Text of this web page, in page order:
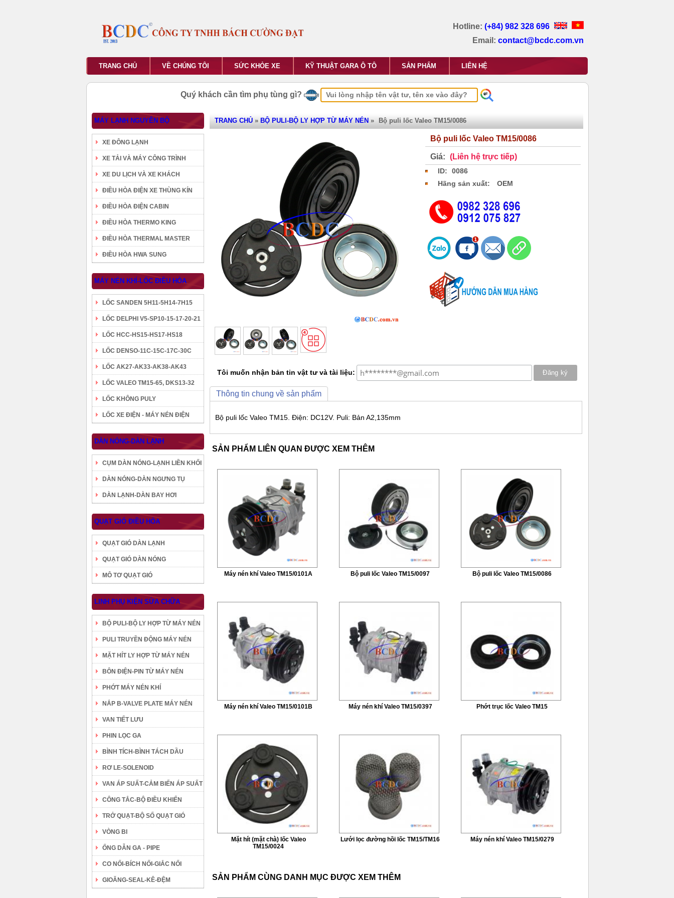
Hotline: (+84) 982 328 696
Email: contact@bcdc.com.vn
TRANG CHỦ VỀ CHÚNG TÔI SỨC KHỎE XE KỸ THUẬT GARA Ô TÔ SẢN PHẨM LIÊN HỆ
Quý khách cần tìm phụ tùng gì?
MÁY LẠNH NGUYÊN BỘ
XE ĐÔNG LẠNH
XE TẢI VÀ MÁY CÔNG TRÌNH
XE DU LỊCH VÀ XE KHÁCH
ĐIỀU HÒA ĐIỆN XE THÙNG KÍN
ĐIỀU HÒA ĐIỆN CABIN
ĐIỀU HÒA THERMO KING
ĐIỀU HÒA THERMAL MASTER
ĐIỀU HÒA HWA SUNG
MÁY NÉN KHÍ-LỐC ĐIỀU HÒA
LỐC SANDEN 5H11-5H14-7H15
LỐC DELPHI V5-SP10-15-17-20-21
LỐC HCC-HS15-HS17-HS18
LỐC DENSO-11C-15C-17C-30C
LỐC AK27-AK33-AK38-AK43
LỐC VALEO TM15-65, DKS13-32
LỐC KHÔNG PULY
LỐC XE ĐIỆN - MÁY NÉN ĐIỆN
DÀN NÓNG-DÀN LẠNH
CỤM DÀN NÓNG-LẠNH LIỀN KHỐI
DÀN NÓNG-DÀN NGƯNG TỤ
DÀN LẠNH-DÀN BAY HƠI
QUẠT GIÓ ĐIỀU HÒA
QUẠT GIÓ DÀN LẠNH
QUẠT GIÓ DÀN NÓNG
MÔ TƠ QUẠT GIÓ
LINH PHỤ KIỆN SỬA CHỮA
BỘ PULI-BỘ LY HỢP TỪ MÁY NÉN
PULI TRUYỀN ĐỘNG MÁY NÉN
MẶT HÍT LY HỢP TỪ MÁY NÉN
BÔN ĐIỆN-PIN TỪ MÁY NÉN
PHỚT MÁY NÉN KHÍ
NẮP B-VALVE PLATE MÁY NÉN
VAN TIẾT LƯU
PHIN LỌC GA
BÌNH TÍCH-BÌNH TÁCH DẦU
RƠ LE-SOLENOID
VAN ÁP SUẤT-CẢM BIẾN ÁP SUẤT
CÔNG TẮC-BỘ ĐIỀU KHIỂN
TRỞ QUẠT-BỘ SỐ QUẠT GIÓ
VÒNG BI
ỐNG DẪN GA - PIPE
CO NỐI-BÍCH NỐI-GIẮC NỐI
GIOĂNG-SEAL-KÊ-ĐỆM
TRANG CHỦ » BỘ PULI-BỘ LY HỢP TỪ MÁY NÉN » Bộ puli lốc Valeo TM15/0086
Bộ puli lốc Valeo TM15/0086
Giá: (Liên hệ trực tiếp)
ID:
0086
Hãng sản xuất:
OEM
Tôi muốn nhận bản tin vật tư và tài liệu:
Thông tin chung về sản phẩm
Bộ puli lốc Valeo TM15. Điện: DC12V. Puli: Bản A2,135mm
SẢN PHẨM LIÊN QUAN ĐƯỢC XEM THÊM
Máy nén khí Valeo TM15/0101A Bộ puli lốc Valeo TM15/0097 Bộ puli lốc Valeo TM15/0086
Máy nén khí Valeo TM15/0101B Máy nén khí Valeo TM15/0397 Phớt trục lốc Valeo TM15
Mặt hít (mặt chà) lốc Valeo
TM15/0024
Lưới lọc đường hồi lốc TM15/TM16 Máy nén khí Valeo TM15/0279
SẢN PHẨM CÙNG DANH MỤC ĐƯỢC XEM THÊM